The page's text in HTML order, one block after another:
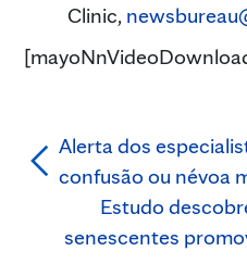
Clinic,
Alerta dos
confusão ou névoa
Estudo
senescentes